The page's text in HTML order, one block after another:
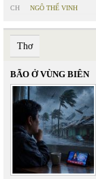
CH NGÔ THẾ VINH
Thơ
BÃO Ở VÙNG BIÊN